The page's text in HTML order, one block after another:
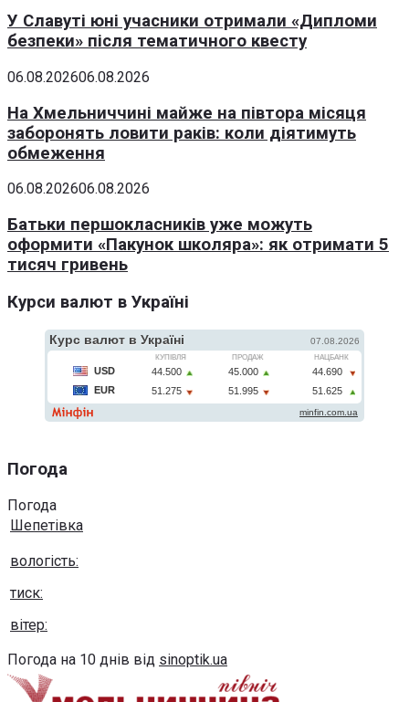
У Славуті юні учасники отримали «Дипломи
безпеки» після тематичного квесту
06.08.202606.08.2026
На Хмельниччині майже на півтора місяця
заборонять ловити раків: коли діятимуть
обмеження
06.08.202606.08.2026
Батьки першокласників уже можуть
оформити «Пакунок школяра»: як отримати 5
тисяч гривень
Курси валют в Україні
Погода
Погода
Шепетівка
вологість:
тиск:
вітер:
Погода на 10 днів від sinoptik.ua